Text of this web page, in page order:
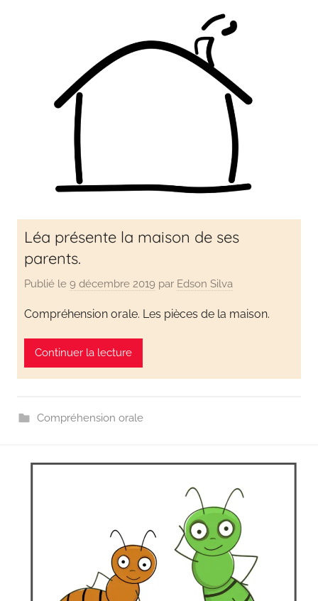
Léa présente la maison de ses
parents.
Publié le 9 décembre 2019 par Edson Silva
Compréhension orale. Les pièces de la maison.
Continuer la lecture
Compréhension orale